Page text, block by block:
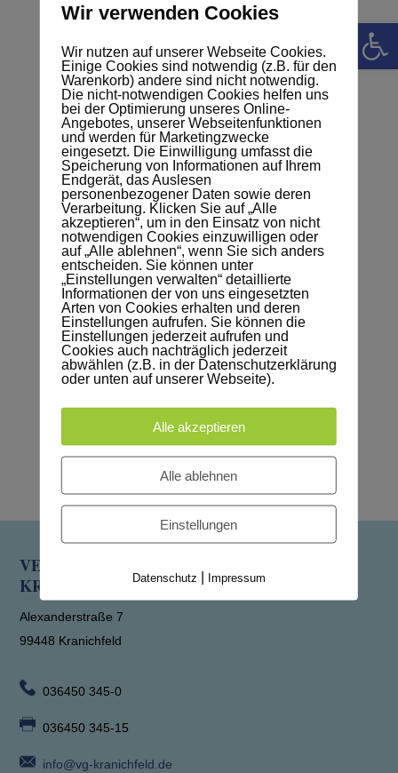
geschlossen
vonMerten |23. April 2026 |Allgemein|0 Kommentare
Verwaltung am Freitag, dem 15. Mai 2026,
geschlossen.
VERWALTUNGSGEMEINSCHAFT
KRANICHFELD
Alexanderstraße 7
99448 Kranichfeld
036450 345-0
036450 345-15
info@vg-kranichfeld.de
Wir verwenden Cookies
Wir nutzen auf unserer Webseite Cookies.
Einige Cookies sind notwendig (z.B. für den
Warenkorb) andere sind nicht notwendig.
Die nicht-notwendigen Cookies helfen uns
bei der Optimierung unseres Online-
Angebotes, unserer Webseitenfunktionen
und werden für Marketingzwecke
eingesetzt. Die Einwilligung umfasst die
Speicherung von Informationen auf Ihrem
Endgerät, das Auslesen
personenbezogener Daten sowie deren
Verarbeitung. Klicken Sie auf „Alle
akzeptieren“, um in den Einsatz von nicht
notwendigen Cookies einzuwilligen oder
auf „Alle ablehnen“, wenn Sie sich anders
entscheiden. Sie können unter
„Einstellungen verwalten“ detaillierte
Informationen der von uns eingesetzten
Arten von Cookies erhalten und deren
Einstellungen aufrufen. Sie können die
Einstellungen jederzeit aufrufen und
Cookies auch nachträglich jederzeit
abwählen (z.B. in der Datenschutzerklärung
oder unten auf unserer Webseite).
Alle akzeptieren
Alle ablehnen
Einstellungen
Datenschutz Impressum